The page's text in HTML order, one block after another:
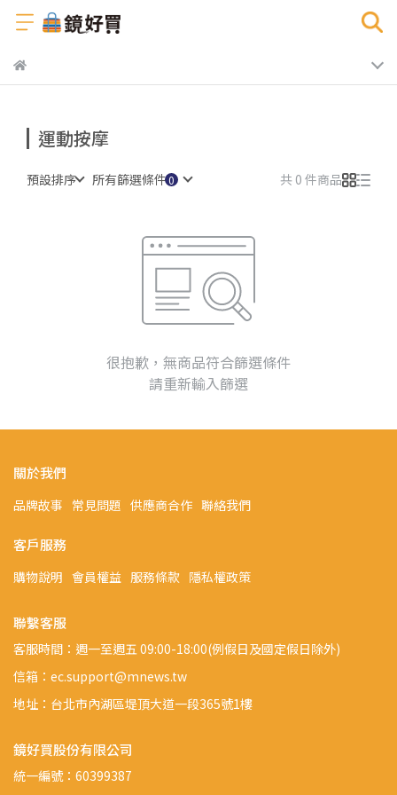
運動按摩
預設排序 所有篩選條件 共 0 件商品
很抱歉，無商品符合篩選條件
請重新輸入篩選
關於我們
品牌故事 常見問題 供應商合作 聯絡我們
客戶服務
購物說明 會員權益 服務條款 隱私權政策
聯繫客服
客服時間：週一至週五 09:00-18:00(例假日及國定假日除外)
信箱：ec.support@mnews.tw
地址：台北市內湖區堤頂大道一段365號1樓
鏡好買股份有限公司
統一編號：60399387